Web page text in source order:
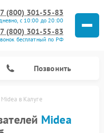
(800) 301-55-83
с 10:00 до 20:00
(800) 301-55-83
бесплатный по РФ
Позвонить
в Калуге
Midea